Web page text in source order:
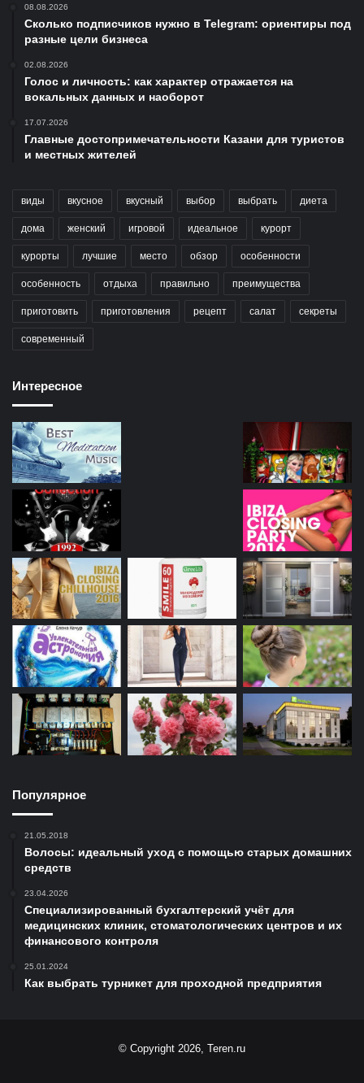
08.08.2026
Сколько подписчиков нужно в Telegram: ориентиры под
разные цели бизнеса
02.08.2026
Голос и личность: как характер отражается на
вокальных данных и наоборот
17.07.2026
Главные достопримечательности Казани для туристов
и местных жителей
виды вкусное вкусный выбор выбрать диета
дома женский игровой идеальное курорт
курорты лучшие место обзор особенности
особенность отдыха правильно преимущества
приготовить приготовления рецепт салат секреты
современный
Интересное
Популярное
21.05.2018
Волосы: идеальный уход с помощью старых домашних
средств
23.04.2026
Специализированный бухгалтерский учёт для
медицинских клиник, стоматологических центров и их
финансового контроля
25.01.2024
Как выбрать турникет для проходной предприятия
© Copyright 2026, Teren.ru